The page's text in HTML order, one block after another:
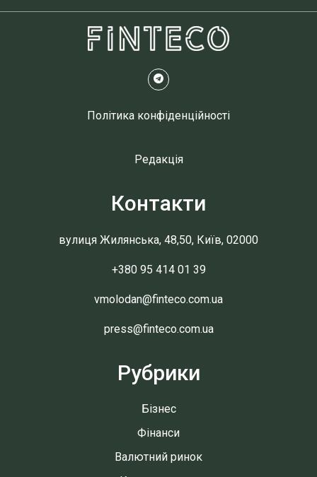
Політика конфіденційності
Редакція
Контакти
вулиця Жилянська, 48,50, Київ, 02000
+380 95 414 01 39
vmolodan@finteco.com.ua
press@finteco.com.ua
Рубрики
Бізнес
Фінанси
Валютний ринок